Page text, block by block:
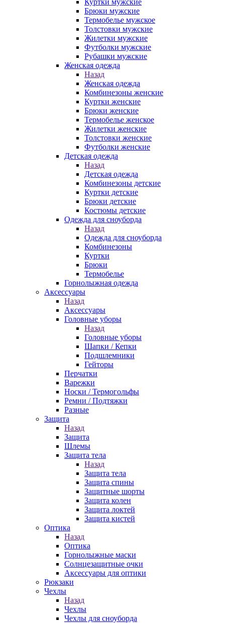
Куртки мужские
Брюки мужские
Термобелье мужское
Толстовки мужские
Жилетки мужские
Футболки мужские
Рубашки мужские
Женская одежда
Назад
Женская одежда
Комбинезоны женские
Куртки женские
Брюки женские
Термобелье женское
Жилетки женские
Толстовки женские
Футболки женские
Детская одежда
Назад
Детская одежда
Комбинезоны детские
Куртки детские
Брюки детские
Костюмы детские
Одежда для сноуборда
Назад
Одежда для сноуборда
Комбинезоны
Куртки
Брюки
Термобелье
Горнолыжная одежда
Аксессуары
Назад
Аксессуары
Головные уборы
Назад
Головные уборы
Шапки / Кепки
Подшлемники
Гейторы
Перчатки
Варежки
Носки / Термогольфы
Ремни / Подтяжки
Разные
Защита
Назад
Защита
Шлемы
Защита тела
Назад
Защита тела
Защита спины
Защитные шорты
Защита колен
Защита локтей
Защита кистей
Оптика
Назад
Оптика
Горнолыжные маски
Солнцезащитные очки
Аксессуары для оптики
Рюкзаки
Чехлы
Назад
Чехлы
Чехлы для сноуборда